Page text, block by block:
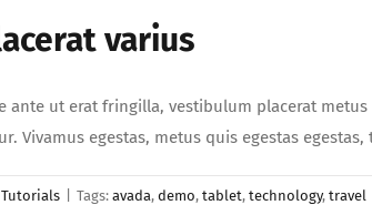
varius
ut erat fringilla, vestibulum placerat
Vivamus egestas, metus quis egestas
Tutorials Tags: avada, demo, tablet, technology, travel